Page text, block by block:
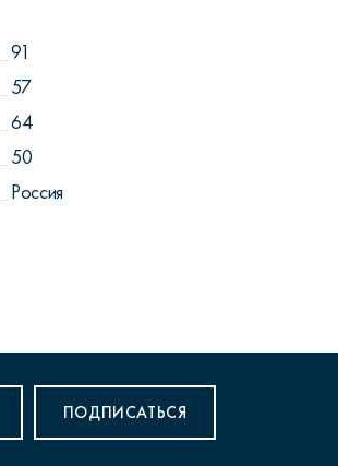
91
57
64
50
Россия
ПОДПИСАТЬСЯ